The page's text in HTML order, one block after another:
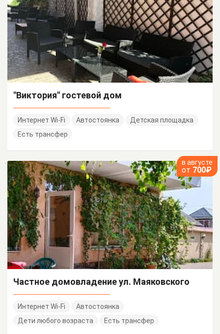
"Виктория" гостевой дом
Интернет Wi-Fi Автостоянка
Детская площадка
Есть трансфер
в августе
от 700₽
Частное домовладение ул. Маяковского
Интернет Wi-Fi
Автостоянка
Дети любого возраста
Есть трансфер